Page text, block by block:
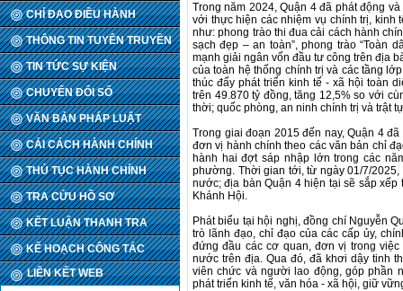
CHỈ ĐẠO ĐIỀU HÀNH
THÔNG TIN TUYÊN TRUYỀN
TIN TỨC SỰ KIỆN
CHUYỂN ĐỔI SỐ
VĂN BẢN PHÁP LUẬT
CẢI CÁCH HÀNH CHÍNH
THỦ TỤC HÀNH CHÍNH
TRA CỨU HỒ SƠ
KẾT LUẬN THANH TRA
KẾ HOẠCH CÔNG TÁC
LIÊN KẾT WEB
Trong năm 2024, Quận 4 đã phát động
với thực hiện các nhiệm vụ chính trị, kinh
như: phong trào thi đua cải cách hành
sạch đẹp – an toàn”, phong trào “Toàn
mạnh giải ngân vốn đầu tư công trên địa
của toàn hệ thống chính trị và các tầng
thúc đẩy phát triển kinh tế - xã hội toàn
trên 49.870 tỷ đồng, tăng 12,5% so với
thời; quốc phòng, an ninh chính trị và trật
Trong giai đoạn 2015 đến nay, Quận 4
đơn vị hành chính theo các văn bản chỉ
hành hai đợt sáp nhập lớn trong các
phường. Thời gian tới, từ ngày 01/7/
nước; địa bàn Quận 4 hiện tại sẽ sắp
Khánh Hội.
Phát biểu tại hội nghị, đồng chí Nguyễn
trò lãnh đạo, chỉ đạo của các cấp ủy,
đứng đầu các cơ quan, đơn vị trong
nước trên địa. Qua đó, đã khơi dậy tinh
viên chức và người lao động, góp phần
phát triển kinh tế, văn hóa - xã hội, giữ